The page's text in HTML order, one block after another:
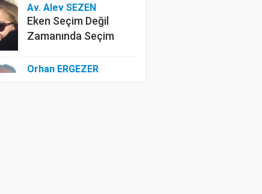
Av. Alev SEZEN
Eken Seçim Değil
Zamanında Seçim
Orhan ERGEZER
Kelimelerle Başlayan